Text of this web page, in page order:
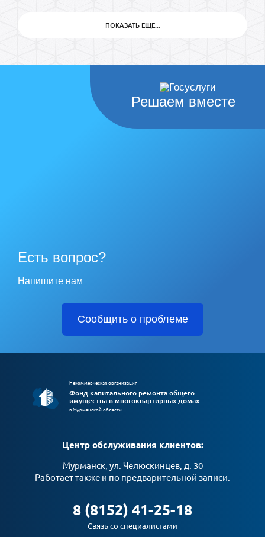
ПОКАЗАТЬ ЕЩЕ...
Решаем вместе
Есть вопрос?
Напишите нам
Сообщить о проблеме
Некоммерческая организация
Фонд капитального ремонта общего
имущества в многоквартирных домах
в Мурманской области
Центр обслуживания клиентов:
Мурманск, ул. Челюскинцев, д. 30
Работает также и по предварительной записи.
8 (8152) 41-25-18
Связь со специалистами